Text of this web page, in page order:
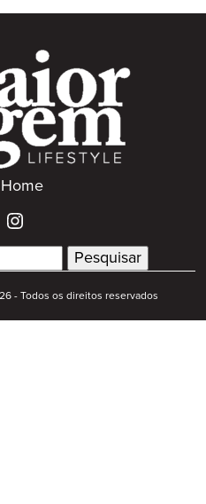
Home
- Todos os direitos reservados